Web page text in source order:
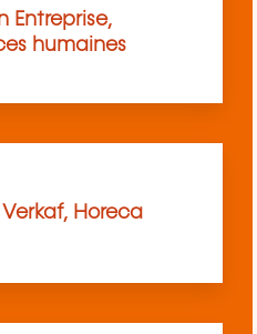
Entreprise,
humaines
Horeca